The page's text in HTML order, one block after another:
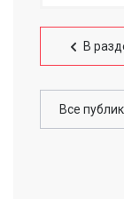
В
Все